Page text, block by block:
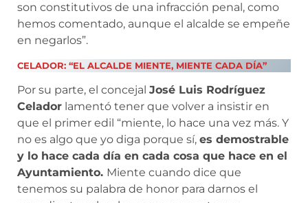
son constitutivos de una infracción penal, como
hemos comentado, aunque el alcalde se empeñe
en negarlos”.
CELADOR: “EL ALCALDE MIENTE, MIENTE CADA DÍA”
Por su parte, el concejal José Luis Rodríguez
Celador lamentó tener que volver a insistir en
que el primer edil “miente, lo hace una vez más. Y
no es algo que yo diga porque sí, es demostrable
y lo hace cada día en cada cosa que hace en el
Ayuntamiento. Miente cuando dice que
tenemos su palabra de honor para darnos el